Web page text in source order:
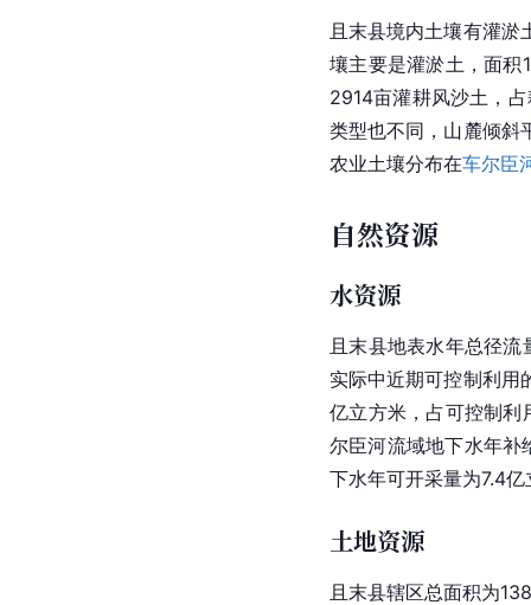
且末县境内土壤有灌淤
壤主要是灌淤土，面积
2914亩灌耕风沙土，
类型也不同， 山麓倾斜
农业土壤分布在车尔臣
自然资源
水资源
且末县地表水年总径流
实际中近期可控制利用
亿立方米，占可控制利
尔臣河流域地下水年补
下水年可开采量为7.4亿
土地资源
且末县辖区总面积为